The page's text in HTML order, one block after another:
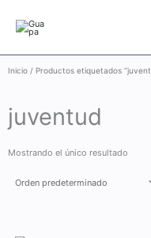
contenido
Inicio / Productos etiquetados
juventud
Mostrando el único resultado